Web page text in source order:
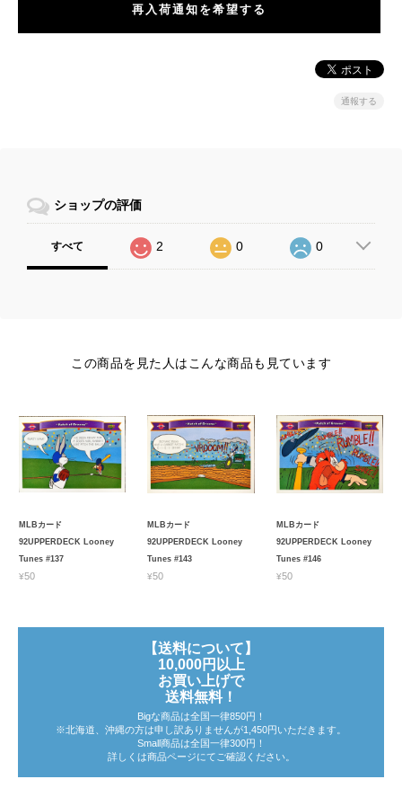
再入荷通知を希望する
通報する
ショップの評価
すべて 2 0 0
この商品を見た人はこんな商品も見ています
MLBカード
92UPPERDECK Looney
Tunes #137
¥50
MLBカード
92UPPERDECK Looney
Tunes #143
¥50
MLBカード
92UPPERDECK Looney
Tunes #146
¥50
【送料について】
10,000円以上
お買い上げで
送料無料！
Bigな商品は全国一律850円！
※北海道、沖縄の方は申し訳ありませんが1,450円いただきます。
Small商品は全国一律300円！
詳しくは商品ページにてご確認ください。